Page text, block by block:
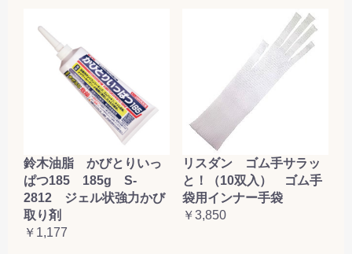
鈴木油脂 かびとりいっ
ぱつ185 185g S-
2812 ジェル状強力かび
取り剤
￥1,177
リスダン ゴム手サラッ
と！（10双入） ゴム手
袋用インナー手袋
￥3,850